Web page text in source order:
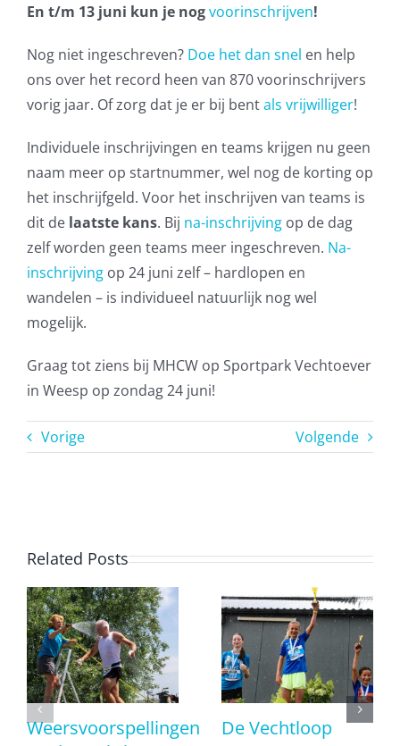
En t/m 13 juni kun je nogvoorinschrijven!
Nog niet ingeschreven? Doe het dan snel en help
ons over het record heen van 870 voorinschrijvers
vorig jaar. Of zorg dat je er bij bentals vrijwilliger!
Individuele inschrijvingen en teams krijgen nu geen
naam meer op startnummer, wel nog de korting op
het inschrijfgeld. Voor het inschrijven van teams is
dit de laatste kans. Bij na-inschrijvingop de dag
zelf worden geen teams meer ingeschreven. Na-
inschrijvingop 24 juni zelf – hardlopen en
wandelen – is individueel natuurlijk nog wel
mogelijk.
Graag tot ziens bij MHCW op Sportpark Vechtoever
in Weesp op zondag 24 juni!
Vorige Volgende
Related Posts
Weersvoorspellingen
De Vechtloop